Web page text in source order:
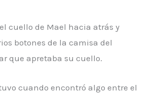
cuello de Mael hacia atrás y
botones de la camisa del
que apretaba su cuello.
cuando encontró algo entre el